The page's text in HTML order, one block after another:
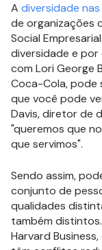
A diversidade
de organizações
Social
diversidade e
com Lori George
Coca-Cola, pode
que você pode
Davis, diretor de
"queremos que
que servimos".
Sendo assim,
conjunto de
qualidades
também
Harvard